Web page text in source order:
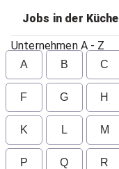
Jobs in der Küche
Unternehmen A - Z
A B C
F G H
K L M
P Q R